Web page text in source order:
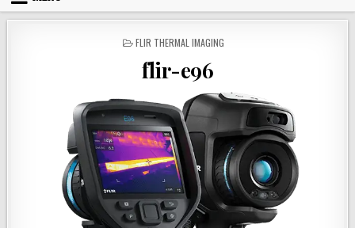
POSTED IN
FLIR THERMAL IMAGING
flir-e96